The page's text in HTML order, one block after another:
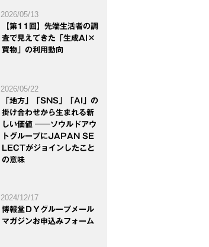
2026/05/13
【第11回】先端生活者の調
査で見えてきた「生成AI×
買物」の利用動向
2026/05/22
「地方」「SNS」「AI」の
掛け合わせから生まれる新
しい価値 ──ソウルドアウ
トグループにJAPAN SE
LECTがジョインしたこと
の意味
2024/12/17
博報堂ＤＹグループメール
マガジンお申込みフォーム